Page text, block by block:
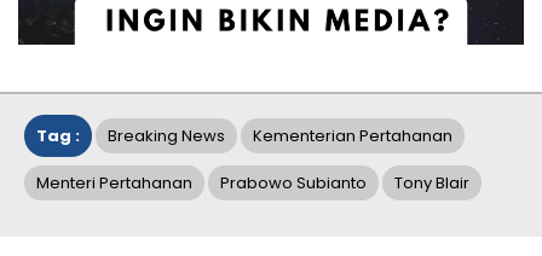
Tag : Breaking News Kementerian Pertahanan
Menteri Pertahanan Prabowo Subianto Tony Blair